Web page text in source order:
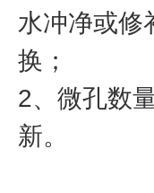
水冲净或修
换；
2、微孔数
新。